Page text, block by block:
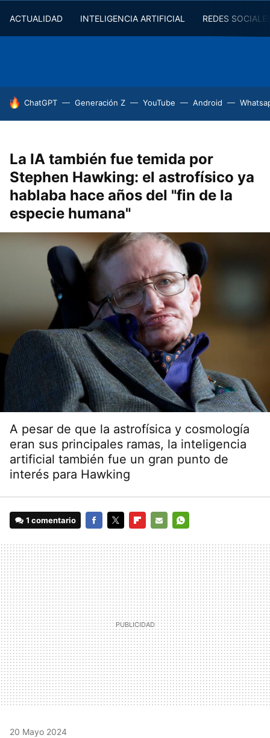
ACTUALIDAD INTELIGENCIA ARTIFICIAL REDES
HOY SE HABLA DE
ChatGPT Generación Z YouTube Android
La IA también fue temida por
Stephen Hawking: el astrofísico ya
hablaba hace años del "fin de la
especie humana"
A pesar de que la astrofísica y cosmología
eran sus principales ramas, la inteligencia
artificial también fue un gran punto de
interés para Hawking
1 comentario
MAIL
20 Mayo 2024